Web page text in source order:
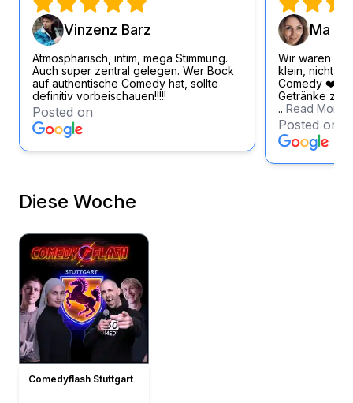
Vinzenz Barz
Atmosphärisch, intim, mega Stimmung.
Auch super zentral gelegen. Wer Bock
auf authentische Comedy hat, sollte
definitiv vorbeischauen!!!!!
Posted on
Ma Si
Wir waren
klein, nicht zu
Comedy ❤️
Getränke
.. Read More
Posted on
Diese Woche
Comedyflash Stuttgart